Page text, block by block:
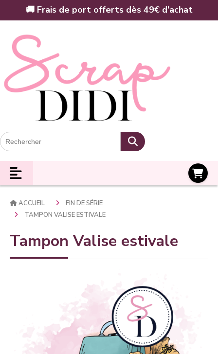
🚚 Frais de port offerts dès 49€ d’achat
ACCUEIL
FIN DE SÉRIE
TAMPON VALISE ESTIVALE
Tampon Valise estivale